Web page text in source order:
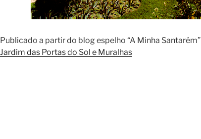
Publicado a partir do blog espelho “A Minha Santarém”
Jardim das Portas do Sol e Muralhas